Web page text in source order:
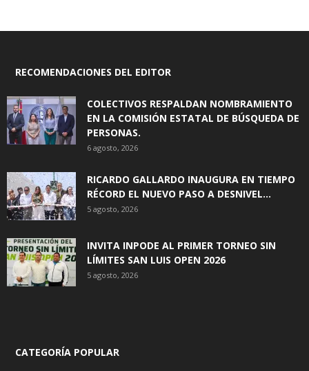
RECOMENDACIONES DEL EDITOR
COLECTIVOS RESPALDAN NOMBRAMIENTO
EN LA COMISIÓN ESTATAL DE BÚSQUEDA DE
PERSONAS.
6 agosto, 2026
RICARDO GALLARDO INAUGURA EN TIEMPO
RÉCORD EL NUEVO PASO A DESNIVEL...
5 agosto, 2026
INVITA INPODE AL PRIMER TORNEO SIN
LÍMITES SAN LUIS OPEN 2026
5 agosto, 2026
CATEGORÍA POPULAR